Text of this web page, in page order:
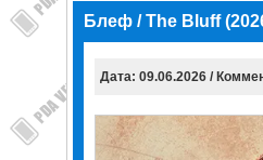
Блеф / The Bluff
Дата: 09.06.2026 /